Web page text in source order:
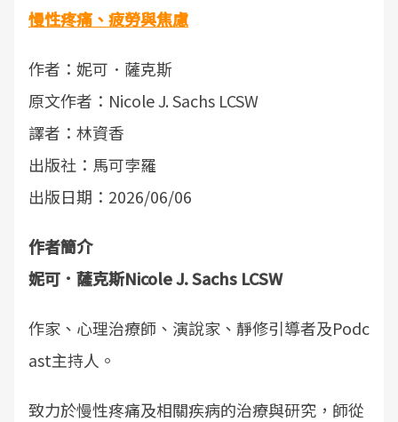
慢性疼痛、疲勞與焦慮
作者：妮可．薩克斯
原文作者：Nicole J. Sachs LCSW
譯者：林資香
出版社：馬可孛羅
出版日期：2026/06/06
作者簡介
妮可．薩克斯Nicole J. Sachs LCSW
作家、心理治療師、演說家、靜修引導者及Podc
ast主持人。
致力於慢性疼痛及相關疾病的治療與研究，師從